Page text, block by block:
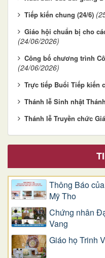
Tiếp kiến chung (24/6)
Giáo hội chuẩn bị cho
(24/06/2026)
Công bố chương trình
(24/06/2026)
Trực tiếp Buổi Tiếp kiến
Thánh lễ Sinh nhật
Thánh lễ Truyền chức
Thông Báo
Mỹ Tho
Chứng nhân
Vang
Giáo họ Trinh